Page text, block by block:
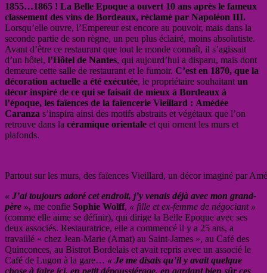
1855…1865 ! La Belle Epoque a ouvert 10 ans après le fameux
classement des vins de Bordeaux, réclamé par Napoléon III.
Lorsqu’elle ouvre, l’Empereur est encore au pouvoir, mais dans la
seconde partie de son règne, un peu plus éclairé, moins absolutiste.
Avant d’être ce restaurant que tout le monde connaît, il s’agissait
d’un hôtel, l’Hôtel de Nantes, qui aujourd’hui a disparu, mais dont
demeure cette salle de restaurant et le fumoir. C’est en 1870, que la
décoration actuelle a été exécutée, le propriétaire souhaitant un
décor inspiré de ce qui se faisait de mieux à Bordeaux à
l’époque, les faïences de la faïencerie Vieillard : Amédée
Caranza s’inspira ainsi des motifs abstraits et végétaux que l’on
retrouve dans la céramique orientale et qui ornent les murs et
plafonds.
Partout sur les murs, des faïences Vieillard, un décor imaginé par
« J’ai toujours adoré cet endroit, j’y venais déjà avec mon grand-
père », me confie Sophie Wolff, « fille et ex-femme de négociant »
(comme elle aime se définir), qui dirige la Belle Epoque avec ses
deux associés. Restauratrice, elle a commencé il y a 25 ans, a
travaillé « chez Jean-Marie (Amat) au Saint-James », au Café des
Quinconces, au Bistrot Bordelais et avait repris avec un associé le
Café de Lugon à la gare… « Je me disais qu’il y avait quelque
chose à faire ici, en petit dépoussiérage, en gardant bien sûr ces